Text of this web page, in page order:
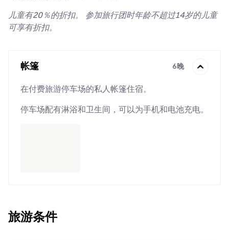
儿童有20％的折扣。 参加旅行团时年龄不超过14岁的儿童
可享有折扣。
帐篷 6晚
在付费旅游停车场的私人帐篷住宿。
停车场配有淋浴和卫生间，可以为手机和电池充电。
旅游条件